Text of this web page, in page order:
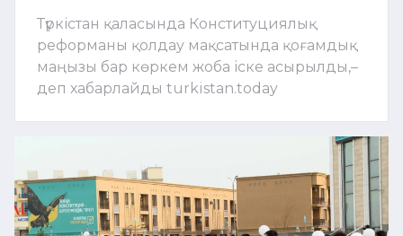
Түркістан қаласында Конституциялық
реформаны қолдау мақсатында қоғамдық
маңызы бар көркем жоба іске асырылды,–
деп хабарлайды turkistan.today